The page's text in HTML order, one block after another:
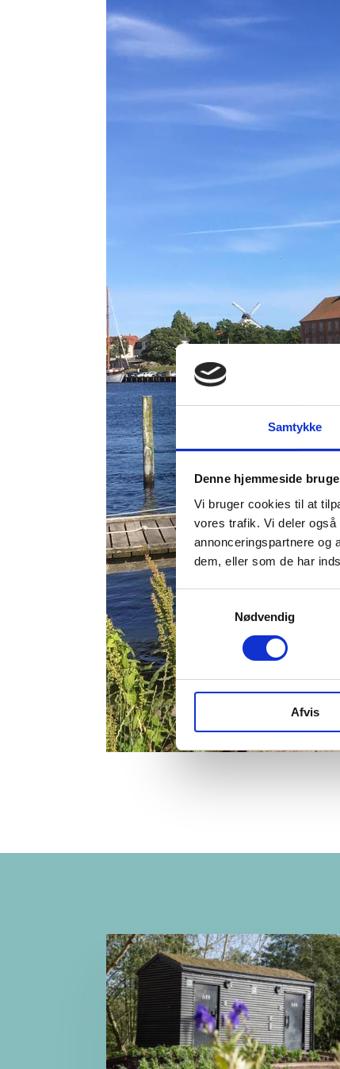
Samtykke
Denne hjemmeside
Vi bruger cookies til at
vores trafik. Vi deler
annonceringspartnere og
dem, eller som de har
Samtykkevalg
Nødvendig
Afvis